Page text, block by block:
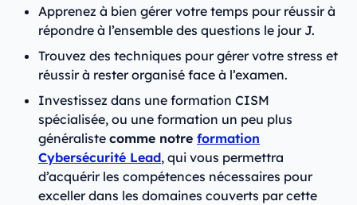
Apprenez à bien gérer votre temps pour réussir à
répondre à l’ensemble des questions le jour J.
Trouvez des techniques pour gérer votre stress et
réussir à rester organisé face à l’examen.
Investissez dans une formation CISM
spécialisée, ou une formation un peu plus
généraliste comme notre formation
Cybersécurité Lead, qui vous permettra
d’acquérir les compétences nécessaires pour
exceller dans les domaines couverts par cette